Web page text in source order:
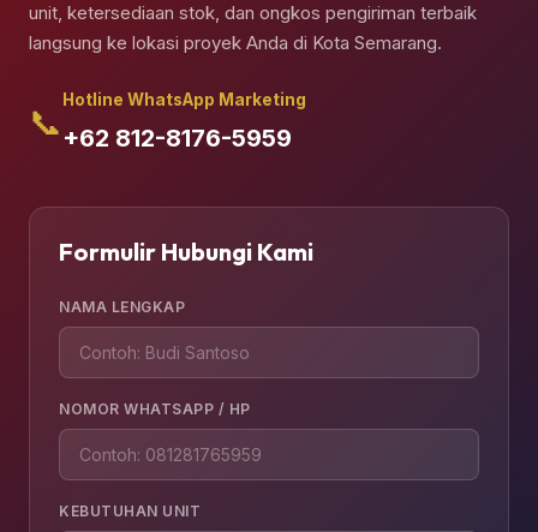
unit, ketersediaan stok, dan ongkos pengiriman terbaik
langsung ke lokasi proyek Anda di Kota Semarang.
📞
Hotline WhatsApp Marketing
+62 812-8176-5959
Formulir Hubungi Kami
NAMA LENGKAP
NOMOR WHATSAPP / HP
KEBUTUHAN UNIT